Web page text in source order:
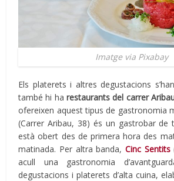
Imatge via Pixabay
Els platerets i altres degustacions
també hi harestaurants del carrer
ofereixen aquest tipus de gastronomia
(Carrer Aribau, 38) és un gastrobar de
està obert des de primera hora des
matinada. Per altra banda, Cinc Sentits
acull una gastronomia
degustacions i platerets d’alta cuina,